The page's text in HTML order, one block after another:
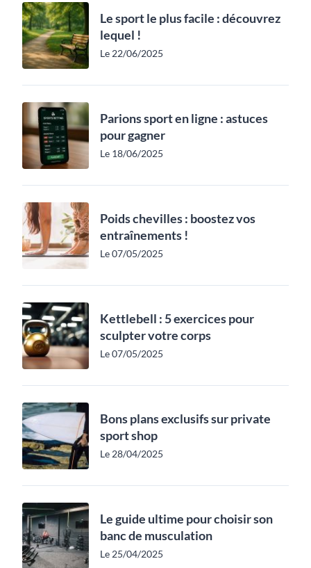
Le sport le plus facile : découvrez
lequel !
Le 22/06/2025
Parions sport en ligne : astuces
pour gagner
Le 18/06/2025
Poids chevilles : boostez vos
entraînements !
Le 07/05/2025
Kettlebell : 5 exercices pour
sculpter votre corps
Le 07/05/2025
Bons plans exclusifs sur private
sport shop
Le 28/04/2025
Le guide ultime pour choisir son
banc de musculation
Le 25/04/2025